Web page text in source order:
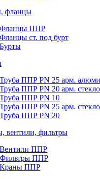
фланцы
Фланцы ППР
Фланцы ст. под бурт
Бурты
Труба ППР PN 25 арм.
Труба ППР PN 20 арм.
Труба ППР PN 10
Труба ППР PN 25 арм.
Труба ППР PN 20
вентили, фильтры
Вентили ППР
Фильтры ППР
Краны ППР